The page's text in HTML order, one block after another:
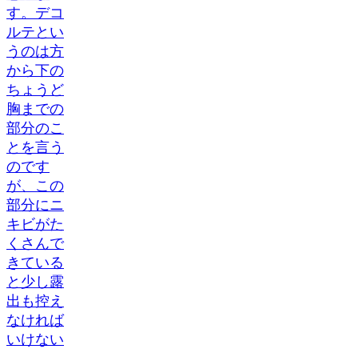
す。デコ
ルテとい
うのは方
から下の
ちょうど
胸までの
部分のこ
とを言う
のです
が、この
部分にニ
キビがた
くさんで
きている
と少し露
出も控え
なければ
いけない